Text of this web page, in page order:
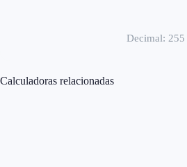
Decimal: 255
Calculadoras relacionadas